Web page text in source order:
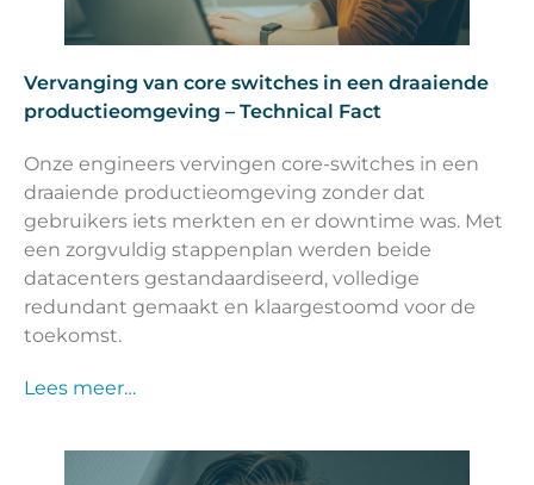
Vervanging van core switches in een draaiende
productieomgeving – Technical Fact
Onze engineers vervingen core-switches in een
draaiende productieomgeving zonder dat
gebruikers iets merkten en er downtime was. Met
een zorgvuldig stappenplan werden beide
datacenters gestandaardiseerd, volledige
redundant gemaakt en klaargestoomd voor de
toekomst.
Lees meer…